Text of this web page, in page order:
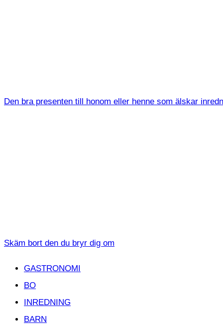
Den bra presenten till honom eller henne som älskar
Skäm bort den du bryr dig om
GASTRONOMI
BO
INREDNING
BARN